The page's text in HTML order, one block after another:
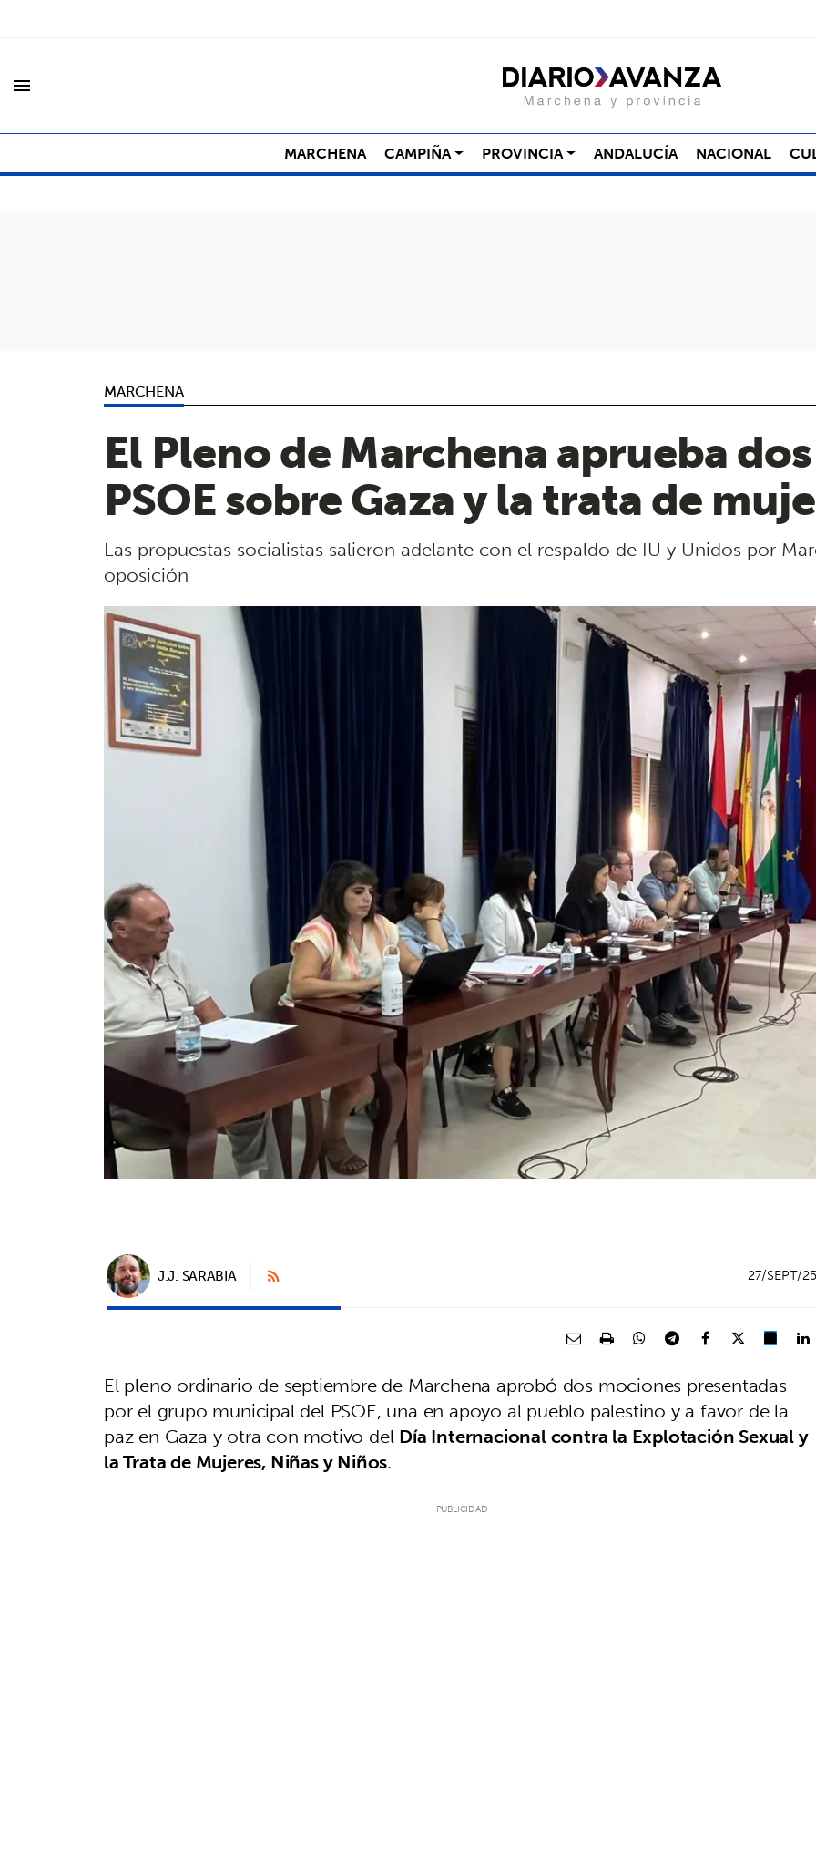
menu
MARCHENA CAMPIÑA PROVINCIA ANDALUCÍA NACIONAL
MARCHENA
El Pleno de Marchena aprueba
PSOE sobre Gaza y la trata de
Las propuestas socialistas salieron adelante con el respaldo de IU y Unidos por
oposición
J.J. SARABIA 27/SEPT/25
El pleno ordinario de septiembre de Marchena aprobó dos mociones presentadas
por el grupo municipal del PSOE, una en apoyo al pueblo palestino y a favor de la
paz en Gaza y otra con motivo delDía Internacional contra la Explotación Sexual y
la Trata de Mujeres, Niñas y Niños.